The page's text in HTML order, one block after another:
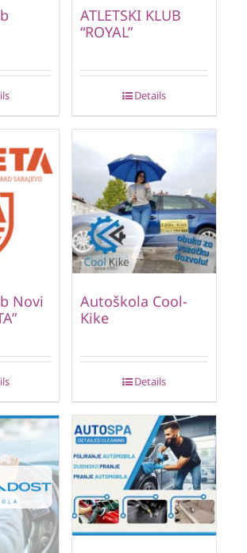
ATLETSKI KLUB
“ROYAL”
Details
Novi
Autoškola Cool-
Kike
Details